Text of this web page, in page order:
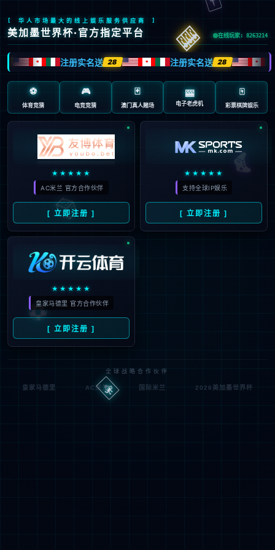
页面错误！请稍后再试～
V5.0.9 { 十年磨一剑-为API开发设计的高性能框架 }